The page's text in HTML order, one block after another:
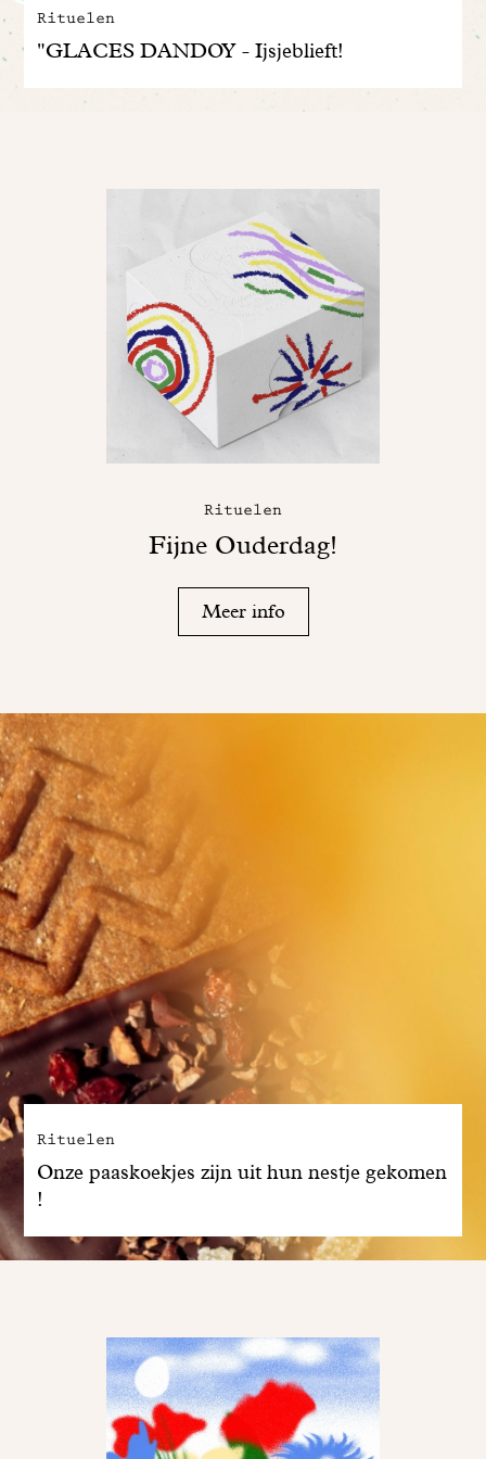
Rituelen
"GLACES DANDOY - Ijsjeblieft!
Rituelen
Fijne Ouderdag!
Meer info
Rituelen
Onze paaskoekjes zijn uit hun nestje gekomen
!